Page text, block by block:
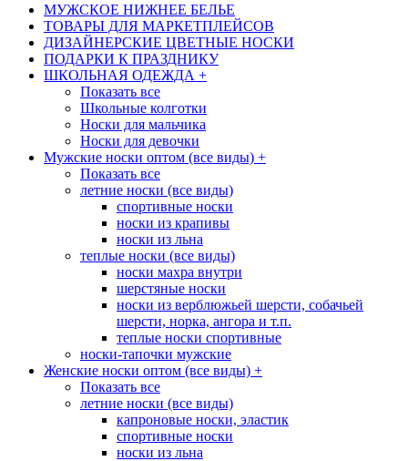
МУЖСКОЕ НИЖНЕЕ БЕЛЬЕ
ТОВАРЫ ДЛЯ МАРКЕТПЛЕЙСОВ
ДИЗАЙНЕРСКИЕ ЦВЕТНЫЕ НОСКИ
ПОДАРКИ К ПРАЗДНИКУ
ШКОЛЬНАЯ ОДЕЖДА +
Показать все
Школьные колготки
Носки для мальчика
Носки для девочки
Мужские носки оптом (все виды) +
Показать все
летние носки (все виды)
спортивные носки
носки из крапивы
носки из льна
теплые носки (все виды)
носки махра внутри
шерстяные носки
носки из верблюжьей шерсти, собачьей
шерсти, норка, ангора и т.п.
теплые носки спортивные
носки-тапочки мужские
Женские носки оптом (все виды) +
Показать все
летние носки (все виды)
капроновые носки, эластик
спортивные носки
носки из льна